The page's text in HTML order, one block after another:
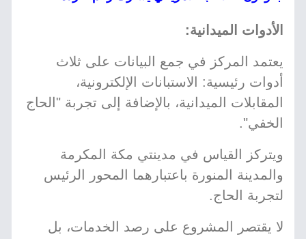
الأدوات الميدانية:
يعتمد المركز في جمع البيانات على ثلاث
أدوات رئيسية: الاستبانات الإلكترونية،
المقابلات الميدانية، بالإضافة إلى تجربة "الحاج
الخفي".
ويتركز القياس في مدينتي مكة المكرمة
والمدينة المنورة باعتبارهما المحور الرئيس
لتجربة الحاج.
لا يقتصر المشروع على رصد الخدمات، بل